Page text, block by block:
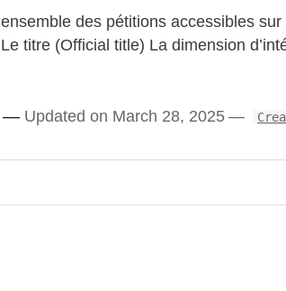
être repensé pour maximiser leur
citoyens en transformant le
des pétitions accessibles
titre (Official title) La dimension
Updated on March 28, 2025